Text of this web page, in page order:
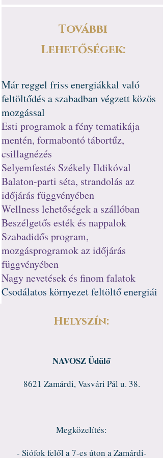
További
Lehetőségek:
Már reggel friss energiákkal való
feltöltődés a szabadban végzett közös
mozgással
Esti programok a fény tematikája
mentén, formabontó tábortűz,
csillagnézés
Selyemfestés Székely Ildikóval
Balaton-parti séta, strandolás az
időjárás függvényében
Wellness lehetőségek a szállóban
Beszélgetős esték és nappalok
Szabadidős program,
mozgásprogramok az időjárás
függvényében
Nagy nevetések és finom falatok
Csodálatos környezet feltöltő energiái
Helyszín:
NAVOSZ Üdülő
8621 Zamárdi, Vasvári Pál u. 38.
Megközelítés:
- Siófok felől a 7-es úton a Zamárdi-